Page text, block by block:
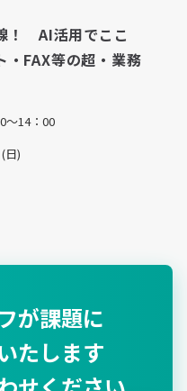
！ AI活用でここ
・FAX等の超・業務
〜14：00
日)
が課題に
たします